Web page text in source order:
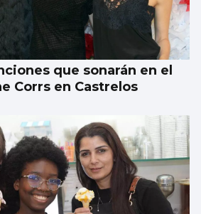
vintage del Celta
que sonarán en el
Corrs en Castrelos